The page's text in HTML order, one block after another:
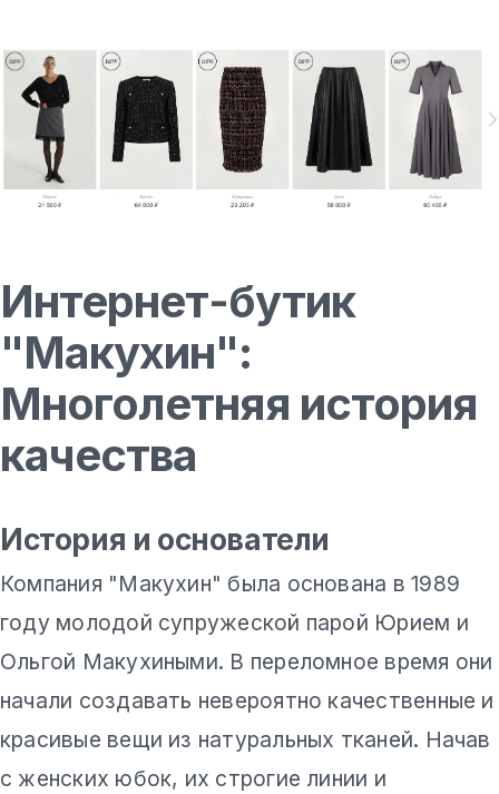
Интернет-бутик
"Макухин":
Многолетняя история
качества
История и основатели
Компания "Макухин" была основана в 1989
году молодой супружеской парой Юрием и
Ольгой Макухиными. В переломное время они
начали создавать невероятно качественные и
красивые вещи из натуральных тканей. Начав
с женских юбок, их строгие линии и